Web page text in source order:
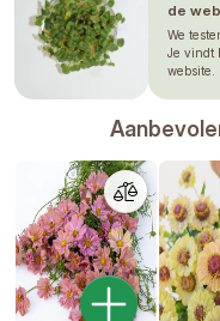
de
We
Je vindt
website.